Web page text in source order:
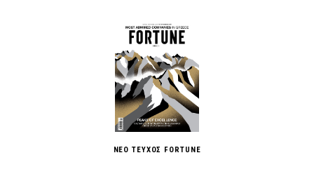
ΝΕΟ ΤΕΥΧΟΣ FORTUNE